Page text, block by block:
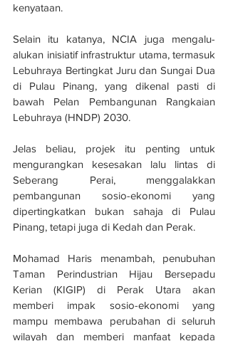
kenyataan.
Selain itu katanya, NCIA juga mengalu-
alukan inisiatif infrastruktur utama, termasuk
Lebuhraya Bertingkat Juru dan Sungai Dua
di Pulau Pinang, yang dikenal pasti di
bawah Pelan Pembangunan Rangkaian
Lebuhraya (HNDP) 2030.
Jelas beliau, projek itu penting untuk
mengurangkan kesesakan lalu lintas di
Seberang Perai, menggalakkan
pembangunan sosio-ekonomi yang
dipertingkatkan bukan sahaja di Pulau
Pinang, tetapi juga di Kedah dan Perak.
Mohamad Haris menambah, penubuhan
Taman Perindustrian Hijau Bersepadu
Kerian (KIGIP) di Perak Utara akan
memberi impak sosio-ekonomi yang
mampu membawa perubahan di seluruh
wilayah dan memberi manfaat kepada